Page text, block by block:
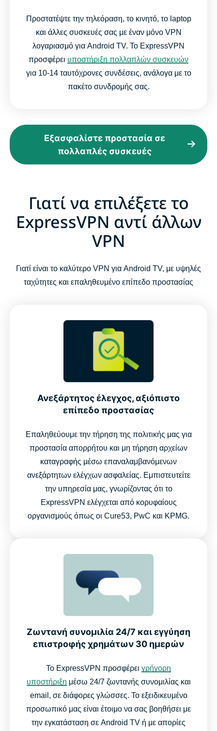
Προστατέψτε την τηλεόραση, το κινητό, το laptop
και άλλες συσκευές σας με έναν μόνο VPN
λογαριασμό για Android TV. Το ExpressVPN
προσφέρει υποστήριξη πολλαπλών συσκευών
για 10-14 ταυτόχρονες συνδέσεις, ανάλογα με το
πακέτο συνδρομής σας.
Εξασφαλίστε προστασία σε
πολλαπλές συσκευές
Γιατί να επιλέξετε το
ExpressVPN αντί άλλων
VPN
Γιατί είναι το καλύτερο VPN για Android TV, με υψηλές
ταχύτητες και επαληθευμένο επίπεδο προστασίας
Ανεξάρτητος έλεγχος, αξιόπιστο
επίπεδο προστασίας
Επαληθεύουμε την τήρηση της πολιτικής μας για
προστασία απορρήτου και μη τήρηση αρχείων
καταγραφής μέσω επαναλαμβανόμενων
ανεξάρτητων ελέγχων ασφαλείας. Εμπιστευτείτε
την υπηρεσία μας, γνωρίζοντας ότι το
ExpressVPN ελέγχεται από κορυφαίους
οργανισμούς όπως οι Cure53, PwC και KPMG.
Ζωντανή συνομιλία 24/7 και εγγύηση
επιστροφής χρημάτων 30 ημερών
Το ExpressVPN προσφέρει γρήγορη
υποστήριξη μέσω 24/7 ζωντανής συνομιλίας και
email, σε διάφορες γλώσσες. Το εξειδικευμένο
προσωπικό μας είναι έτοιμο να σας βοηθήσει με
την εγκατάσταση σε Android TV ή με απορίες